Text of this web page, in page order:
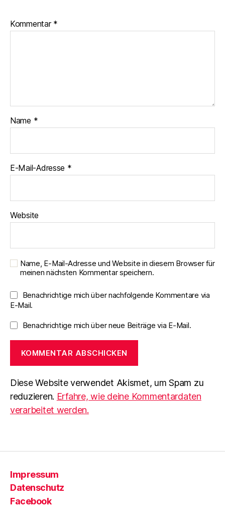
Kommentar *
Name *
E-Mail-Adresse *
Website
Name, E-Mail-Adresse und Website in diesem Browser für
meinen nächsten Kommentar speichern.
Benachrichtige mich über nachfolgende Kommentare via
E-Mail.
Benachrichtige mich über neue Beiträge via E-Mail.
Diese Website verwendet Akismet, um Spam zu
reduzieren. Erfahre, wie deine Kommentardaten
verarbeitet werden.
Impressum
Datenschutz
Facebook